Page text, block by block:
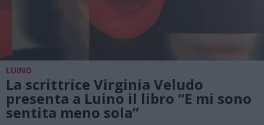
LUINO
La scrittrice Virginia Veludo
presenta a Luino il libro “E mi sono
sentita meno sola”